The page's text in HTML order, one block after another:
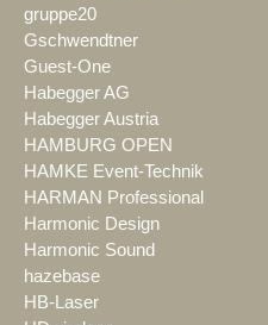
gruppe20
Gschwendtner
Guest-One
Habegger AG
Habegger Austria
HAMBURG OPEN
HAMKE Event-Technik
HARMAN Professional
Harmonic Design
Harmonic Sound
hazebase
HB-Laser